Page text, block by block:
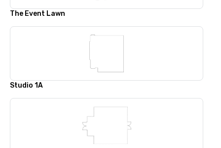
The Event Lawn
Studio 1A